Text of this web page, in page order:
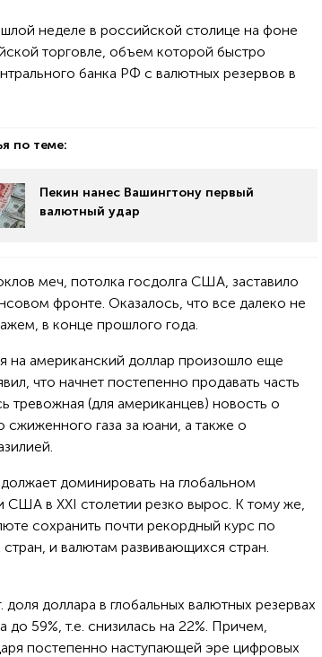
неделе в российской столице на фоне
торговле, объем которой быстро
банка РФ с валютных резервов в
по теме:
Пекин нанес Вашингтону первый
валютный удар
меч, потолка госдолга США, заставило
фронте. Оказалось, что все далеко не
в конце прошлого года.
на американский доллар произошло еще
что начнет постепенно продавать часть
тревожная (для американцев) новость о
газа за юани, а также о
доминировать на глобальном
в XXI столетии резко вырос. К тому же,
сохранить почти рекордный курс по
и валютам развивающихся стран.
доллара в глобальных валютных резервах
до 59%, т.е. снизилась на 22%. Причем,
постепенно наступающей эре цифровых